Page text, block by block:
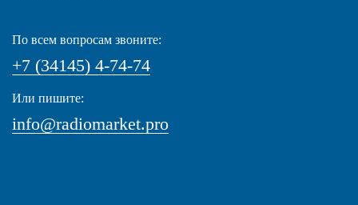
По всем вопросам звоните:
+7 (34145) 4-74-74
Или пишите:
info@radiomarket.pro